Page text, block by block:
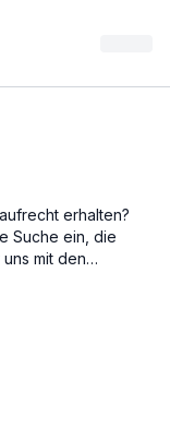
erhalten?
Suche ein, die
mit den
Glücks wird